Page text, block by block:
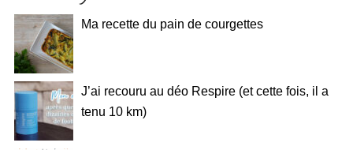
Ma recette du pain de courgettes
J’ai recouru au déo Respire (et cette fois, il a
tenu 10 km)